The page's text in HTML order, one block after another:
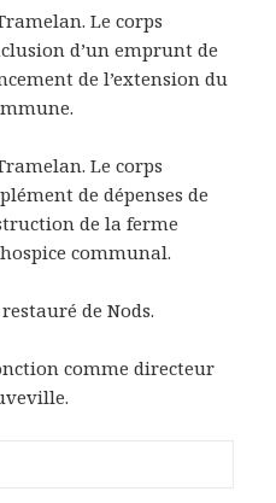
Le corps
d’un emprunt de
de l’extension du
Le corps
de dépenses de
de la ferme
communal.
de Nods.
comme directeur